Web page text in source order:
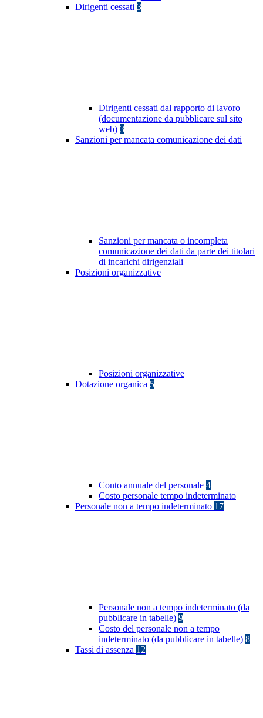
Dirigenti cessati 3
Dirigenti cessati dal rapporto di lavoro
(documentazione da pubblicare sul sito
web) 3
Sanzioni per mancata comunicazione dei dati
Sanzioni per mancata o incompleta
comunicazione dei dati da parte dei titolari
di incarichi dirigenziali
Posizioni organizzative
Posizioni organizzative
Dotazione organica 5
Conto annuale del personale 4
Costo personale tempo indeterminato
Personale non a tempo indeterminato 17
Personale non a tempo indeterminato (da
pubblicare in tabelle) 9
Costo del personale non a tempo
indeterminato (da pubblicare in tabelle) 8
Tassi di assenza 12